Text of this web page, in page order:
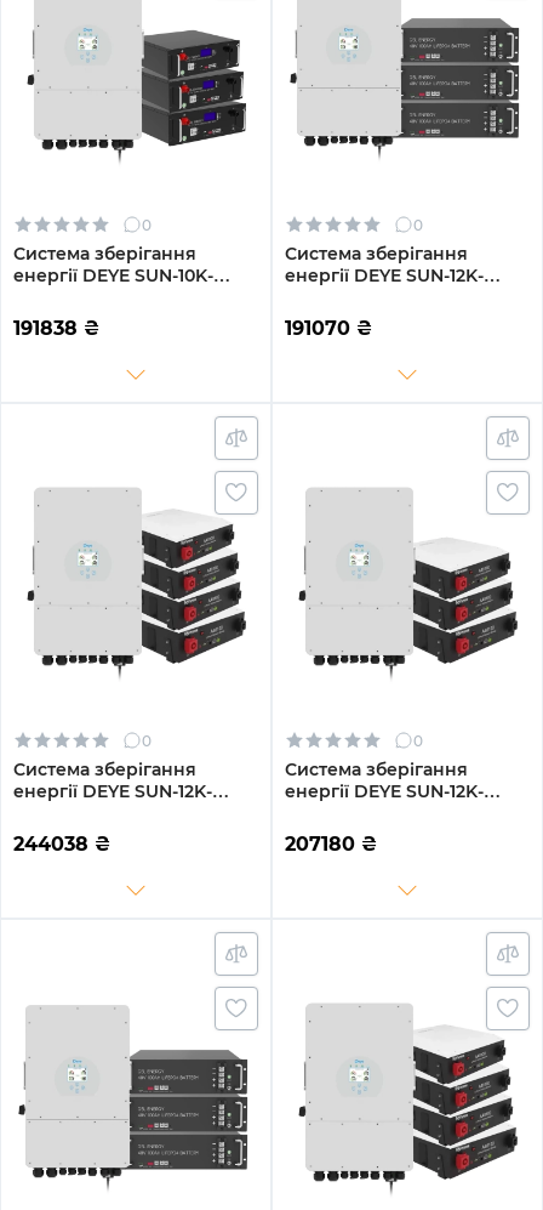
0
Система зберігання
енергії DEYE SUN-10K-
10kW 15.36kWh 3BAT
LiFePO4 6500 циклів
191838 ₴
0
Система зберігання
енергії DEYE SUN-12K-
LFP 12kW 14.4kWh 3BAT
LiFePO4 6500 циклів
191070 ₴
0
Система зберігання
енергії DEYE SUN-12K-
LFP-W 12kW 19.2kWh 4BAT
LiFePO4 6000 циклів
244038 ₴
0
Система зберігання
енергії DEYE SUN-12K-
W 12kW 14.4kWh 3BAT
LiFePO4 6000 циклів
207180 ₴